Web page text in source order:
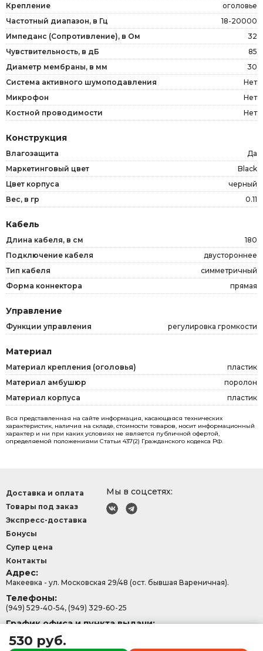
530 руб.
Крепление
оголовье
Частотный диапазон, в Гц
18-20000
Импеданс (Сопротивление), в Ом
32
Чувствительность, в дБ
85
Диаметр мембраны, в мм
30
Система активного шумоподавления
Нет
Микрофон
Нет
Костной проводимости
Нет
Конструкция
Влагозащита
Да
Маркетинговый цвет
Black
Цвет корпуса
черный
Вес, в гр
0.11
Кабель
Длина кабеля, в см
180
Подключение кабеля
двустороннее
Тип кабеля
симметричный
Форма коннектора
прямая
Управление
Функции управления регулировка громкости
Материал
Материал крепления (оголовья)
пластик
Материал амбушюр
поролон
Материал корпуса
пластик
Вся представленная на сайте информация, касающаяся технических
характеристик, наличия на складе, стоимости товаров, носит информационный
характер и ни при каких условиях не является публичной офертой,
определяемой положениями Статьи 437(2) Гражданского кодекса РФ.
Мы в соцсетях:
Доставка и оплата
Товары под заказ
Экспресс-доставка
Бонусы
Супер цена
Контакты
Адрес:
Макеевка - ул. Московская 29/48 (ост. бывшая Вареничная).
Телефоны:
(949) 529-40-54, (949) 329-60-25
График офиса и пункта выдачи: